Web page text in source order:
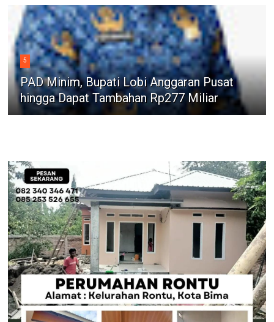
5
PAD Minim, Bupati Lobi Anggaran Pusat
hingga Dapat Tambahan Rp277 Miliar